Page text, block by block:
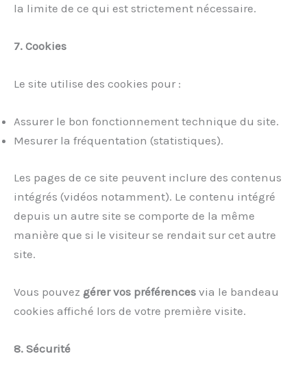
la limite de ce qui est strictement nécessaire.
7. Cookies
Le site utilise des cookies pour :
Assurer le bon fonctionnement technique du site.
Mesurer la fréquentation (statistiques).
Les pages de ce site peuvent inclure des contenus
intégrés (vidéos notamment). Le contenu intégré
depuis un autre site se comporte de la même
manière que si le visiteur se rendait sur cet autre
site.
Vous pouvez gérer vos préférences via le bandeau
cookies affiché lors de votre première visite.
8. Sécurité